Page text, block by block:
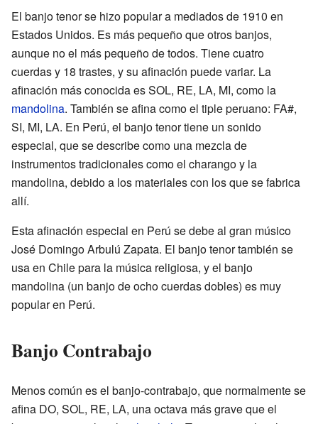
El banjo tenor se hizo popular a mediados de 1910 en
Estados Unidos. Es más pequeño que otros banjos,
aunque no el más pequeño de todos. Tiene cuatro
cuerdas y 18 trastes, y su afinación puede variar. La
afinación más conocida es SOL, RE, LA, MI, como la
mandolina. También se afina como el tiple peruano: FA#,
SI, MI, LA. En Perú, el banjo tenor tiene un sonido
especial, que se describe como una mezcla de
instrumentos tradicionales como el charango y la
mandolina, debido a los materiales con los que se fabrica
allí.
Esta afinación especial en Perú se debe al gran músico
José Domingo Arbulú Zapata. El banjo tenor también se
usa en Chile para la música religiosa, y el banjo
mandolina (un banjo de ocho cuerdas dobles) es muy
popular en Perú.
Banjo Contrabajo
Menos común es el banjo-contrabajo, que normalmente se
afina DO, SOL, RE, LA, una octava más grave que el